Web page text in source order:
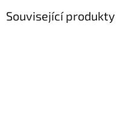
Související produkty